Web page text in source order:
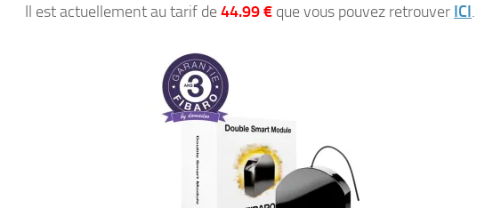
Il est actuellement au tarif de44.99 € que vous pouvez retrouver ICI.